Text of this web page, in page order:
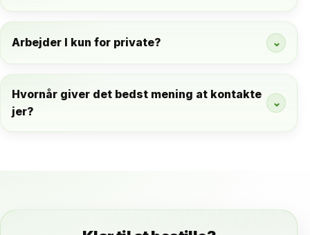
Arbejder I kun for private? ⌄
Hvornår giver det bedst mening at kontakte
jer?
⌄